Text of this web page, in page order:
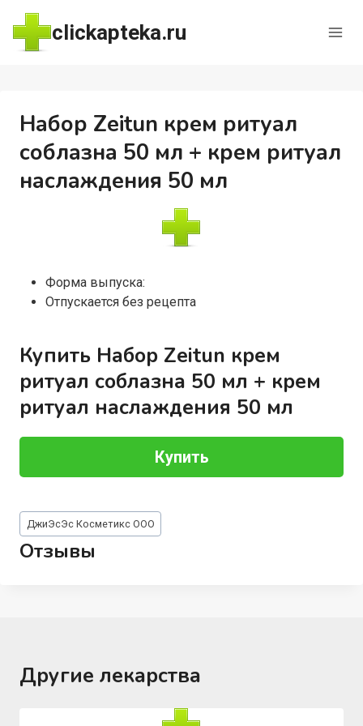
Перейти
содержимому
clickapteka.ru
Набор Zeitun крем ритуал
соблазна 50 мл + крем ритуал
наслаждения 50 мл
Форма выпуска:
Отпускается без рецепта
Купить Набор Zeitun крем
ритуал соблазна 50 мл + крем
ритуал наслаждения 50 мл
Купить
Метки
записи:
ДжиЭсЭс Косметикс ООО
Отзывы
Другие лекарства